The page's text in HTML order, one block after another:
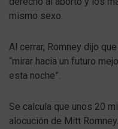
mismo sexo.
Al cerrar, Romney dijo
“mirar hacia un futuro
esta noche”.
Se calcula que unos 20
alocución de Mitt Romney.